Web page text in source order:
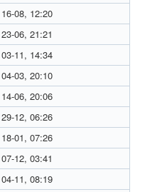
16-08, 12:20
23-06, 21:21
03-11, 14:34
04-03, 20:10
14-06, 20:06
29-12, 06:26
18-01, 07:26
07-12, 03:41
04-11, 08:19